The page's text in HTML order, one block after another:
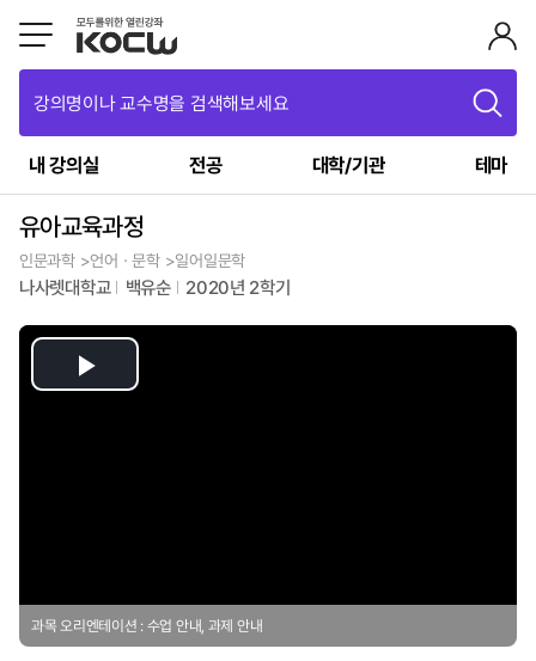
강의명이나 교수명을 검색해보세요
내 강의실 전공 대학/기관 테마
유아교육과정
인문과학 >언어ㆍ문학 >일어일문학
나사렛대학교 백유순 2020년 2학기
Play
과목 오리엔테이션 : 수업 안내, 과제 안내